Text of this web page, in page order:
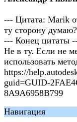
--- Цитата: Marik
ту сторону думаю?
--- Конец цитаты
Не в ту. Если не
использовать
https://
guid=GUID-
8A9A6958B799
Навигация